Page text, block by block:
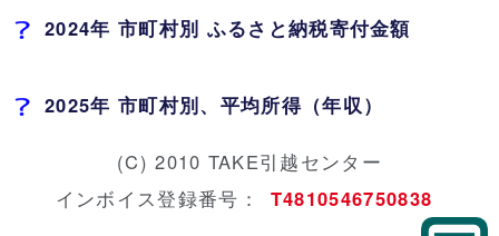
2024年 市町村別 ふるさと納税寄付金額
2025年 市町村別、平均所得（年収）
(C) 2010 TAKE引越センター
インボイス登録番号：
T4810546750838